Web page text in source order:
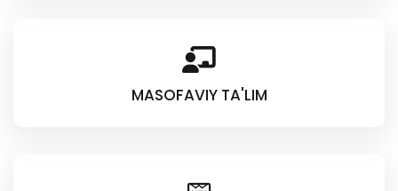
MASOFAVIY TA'LIM